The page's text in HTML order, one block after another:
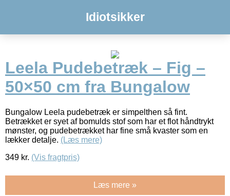
Idiotsikker
Leela Pudebetræk – Fig –
50×50 cm fra Bungalow
Bungalow Leela pudebetræk er simpelthen så fint.
Betrækket er syet af bomulds stof som har et flot håndtrykt
mønster, og pudebetrækket har fine små kvaster som en
lækker detalje. (Læs mere)
349 kr. (Vis fragtpris)
Læs mere »